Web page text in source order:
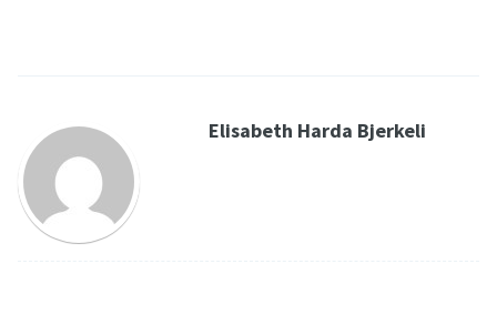
Elisabeth Harda Bjerkeli